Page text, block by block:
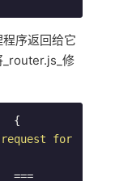
序返回给它
_router.js_修
{
for